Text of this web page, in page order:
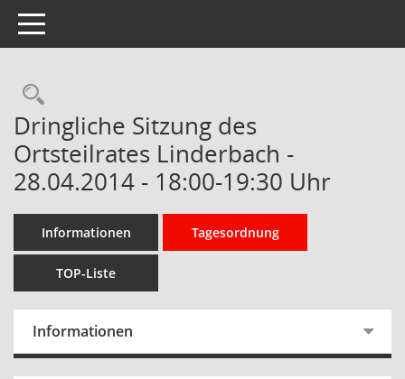
Toggle navigation
Rechercheauswahl
Dringliche Sitzung des
Ortsteilrates Linderbach -
28.04.2014 - 18:00-19:30 Uhr
Informationen Tagesordnung
TOP-Liste
Informationen